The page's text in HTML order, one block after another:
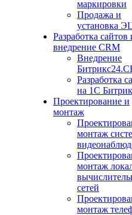
маркировки
Продажа и
установка
Разработка сайтов
внедрение CRM
Внедрение
Разработка
на 1С
Проектирование и
монтаж
монтаж
монтаж
сетей
монтаж